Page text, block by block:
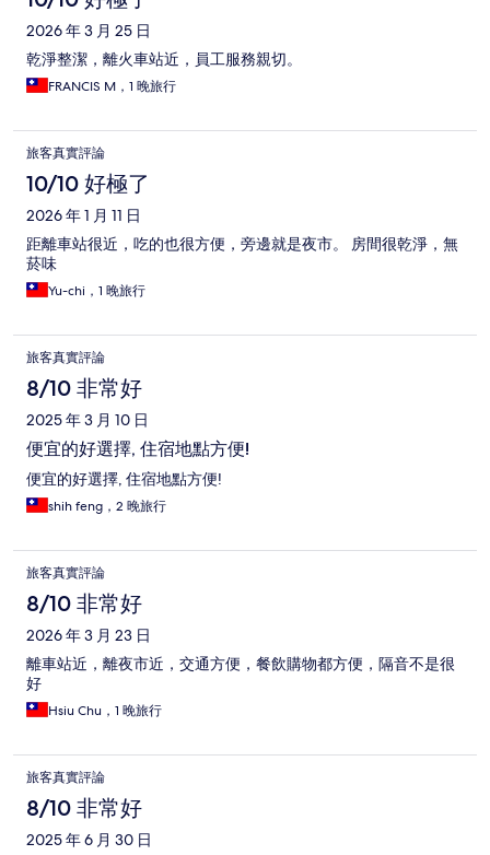
2026 年 3 月 25 日
乾淨整潔，離火車站近，員工服務親切。
FRANCIS M，1 晚旅行
旅客真實評論
10/10 好極了
2026 年 1 月 11 日
距離車站很近，吃的也很方便，旁邊就是夜市。 房間很乾淨，無
菸味
Yu-chi，1 晚旅行
旅客真實評論
8/10 非常好
2025 年 3 月 10 日
便宜的好選擇, 住宿地點方便!
便宜的好選擇, 住宿地點方便!
shih feng，2 晚旅行
旅客真實評論
8/10 非常好
2026 年 3 月 23 日
離車站近，離夜市近，交通方便，餐飲購物都方便，隔音不是很
好
Hsiu Chu，1 晚旅行
旅客真實評論
8/10 非常好
2025 年 6 月 30 日